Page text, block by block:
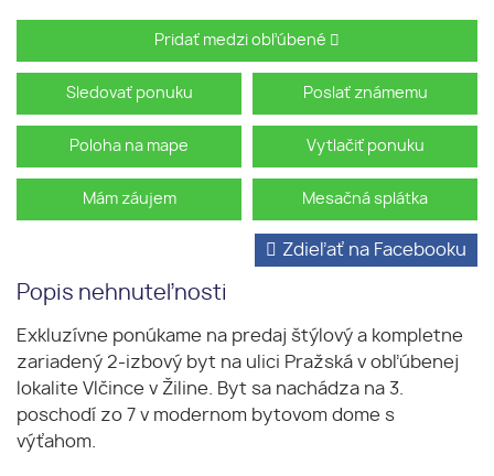
Pridať medzi obľúbené
Sledovať ponuku Poslať známemu
Poloha na mape Vytlačiť ponuku
Mám záujem Mesačná splátka
Popis nehnuteľnosti
Zdieľať na Facebooku
Exkluzívne ponúkame na predaj štýlový a kompletne
zariadený 2-izbový byt na ulici Pražská v obľúbenej
lokalite Vlčince v Žiline. Byt sa nachádza na 3.
poschodí zo 7 v modernom bytovom dome s
výťahom.